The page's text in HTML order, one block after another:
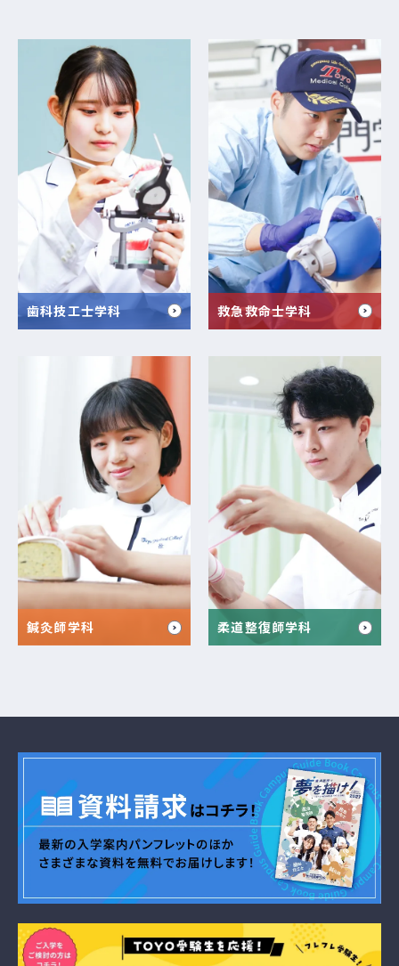
歯科技工士学科 救急救命士学科
鍼灸師学科 柔道整復師学科